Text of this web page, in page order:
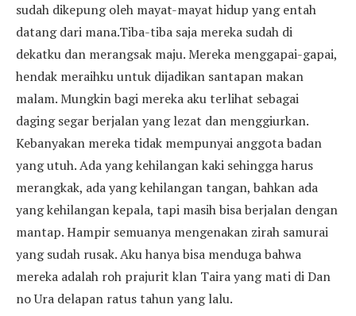
sudah dikepung oleh mayat-mayat hidup yang entah
datang dari mana.Tiba-tiba saja mereka sudah di
dekatku dan merangsak maju. Mereka menggapai-gapai,
hendak meraihku untuk dijadikan santapan makan
malam. Mungkin bagi mereka aku terlihat sebagai
daging segar berjalan yang lezat dan menggiurkan.
Kebanyakan mereka tidak mempunyai anggota badan
yang utuh. Ada yang kehilangan kaki sehingga harus
merangkak, ada yang kehilangan tangan, bahkan ada
yang kehilangan kepala, tapi masih bisa berjalan dengan
mantap. Hampir semuanya mengenakan zirah samurai
yang sudah rusak. Aku hanya bisa menduga bahwa
mereka adalah roh prajurit klan Taira yang mati di Dan
no Ura delapan ratus tahun yang lalu.